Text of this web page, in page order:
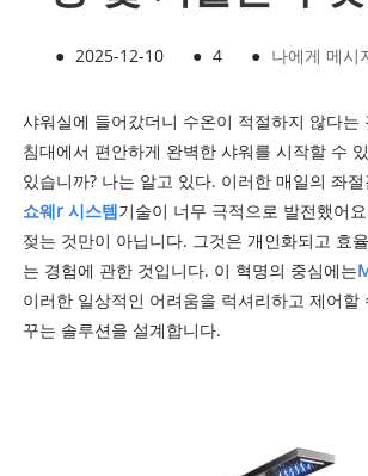
● 2025-12-10 ● 4 ● 나에게 메시
샤워실에 들어갔더니 수온이 적절하지 않다는
침대에서 편안하게 완벽한 샤워를 시작할 수
있습니까? 나는 알고 있다. 이러한 매일의 좌
쇼웨r 시스템기술이 너무 극적으로 발전했어
젖는 것만이 아닙니다. 그것은 개인화되고 효
는 경험에 관한 것입니다. 이 혁명의 중심에는
이러한 일상적인 어려움을 럭셔리하고 제어할
꾸는 솔루션을 설계합니다.